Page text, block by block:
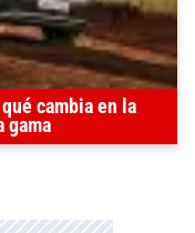
cambia en la
gama